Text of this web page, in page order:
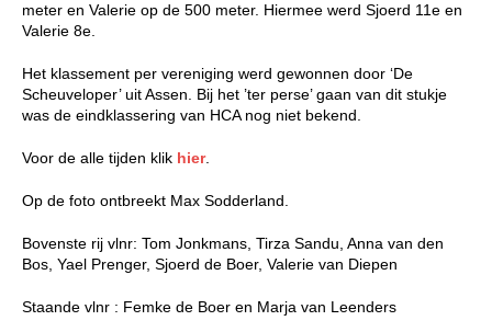
meter en Valerie op de 500 meter. Hiermee werd Sjoerd 11e en
Valerie 8e.
Het klassement per vereniging werd gewonnen door ‘De
Scheuveloper’ uit Assen. Bij het ’ter perse’ gaan van dit stukje
was de eindklassering van HCA nog niet bekend.
Voor de alle tijden klik hier.
Op de foto ontbreekt Max Sodderland.
Bovenste rij vlnr: Tom Jonkmans, Tirza Sandu, Anna van den
Bos, Yael Prenger, Sjoerd de Boer, Valerie van Diepen
Staande vlnr : Femke de Boer en Marja van Leenders